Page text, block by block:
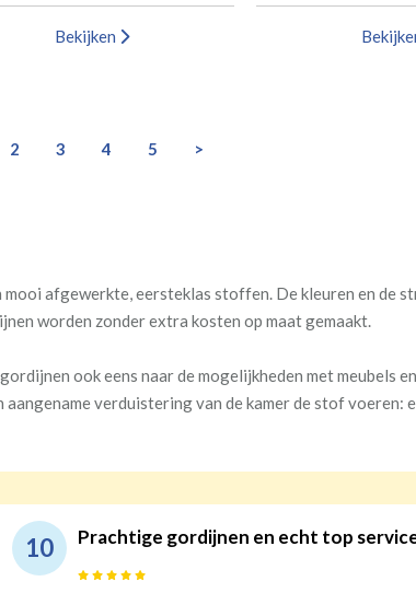
Bekijken
2 3 4 5 >
afgewerkte, eersteklas stoffen. De kleuren en de
worden zonder extra kosten op maat gemaakt.
ook eens naar de mogelijkheden met meubels
verduistering van de kamer de stof voeren:
9 Goede kwaliteit en service!